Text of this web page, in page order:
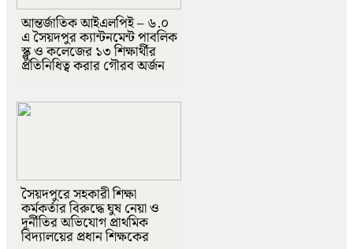
আন্তর্জাতিক আইএলপিই – ৬.০
এ সৈয়দপুর ক্যান্টনমেন্ট পাবলিক
স্ক্লু ও কলেজের ১৩ শিক্ষার্থীর
প্রতিনিধিত্ব করার গৌরব অর্জন
সৈয়দপুরে সহকারী শিক্ষা
কর্মকর্তার বিরুদ্ধে ঘুষ নেয়া ও
দূর্নীতির অভিযোগ প্রাথমিক
বিদ্যালয়ের প্রধান শিক্ষকের